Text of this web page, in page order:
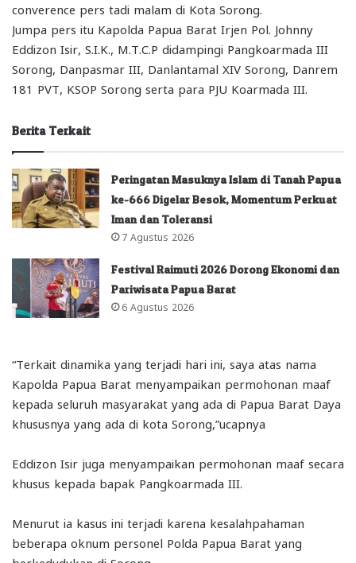
converence pers tadi malam di Kota Sorong.
Jumpa pers itu Kapolda Papua Barat Irjen Pol. Johnny
Eddizon Isir, S.I.K., M.T.C.P didampingi Pangkoarmada III
Sorong, Danpasmar III, Danlantamal XIV Sorong, Danrem
181 PVT, KSOP Sorong serta para PJU Koarmada III.
Berita Terkait
Peringatan Masuknya Islam di Tanah Papua
ke-666 Digelar Besok, Momentum Perkuat
Iman dan Toleransi
7 Agustus 2026
Festival Raimuti 2026 Dorong Ekonomi dan
Pariwisata Papua Barat
6 Agustus 2026
“Terkait dinamika yang terjadi hari ini, saya atas nama
Kapolda Papua Barat menyampaikan permohonan maaf
kepada seluruh masyarakat yang ada di Papua Barat Daya
khususnya yang ada di kota Sorong,”ucapnya
Eddizon Isir juga menyampaikan permohonan maaf secara
khusus kepada bapak Pangkoarmada III.
Menurut ia kasus ini terjadi karena kesalahpahaman
beberapa oknum personel Polda Papua Barat yang